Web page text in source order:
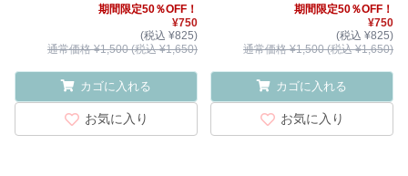
期間限定50％OFF！
¥750
(税込 ¥825)
通常価格 ¥1,500 (税込 ¥1,650)
カゴに入れる
お気に入り
期間限定50％OFF！
¥750
(税込 ¥825)
通常価格 ¥1,500 (税込 ¥1,650)
カゴに入れる
お気に入り